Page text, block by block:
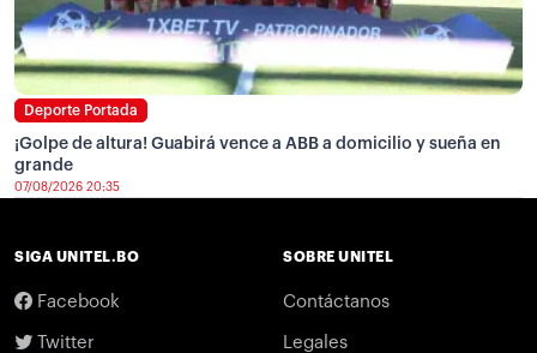
Deporte Portada
¡Golpe de altura! Guabirá vence a ABB a domicilio y sueña en
grande
07/08/2026 20:35
SIGA UNITEL.BO
Facebook
Twitter
SOBRE UNITEL
Contáctanos
Legales